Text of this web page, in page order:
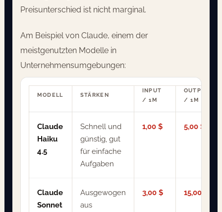
Preisunterschied ist nicht marginal.
Am Beispiel von Claude, einem der
meistgenutzten Modelle in
Unternehmensumgebungen:
MODELL STÄRKEN
INPUT
/ 1M
OUTPUT
/ 1M
Claude
Haiku
4.5
Schnell und
günstig, gut
für einfache
Aufgaben
1,00 $ 5,00 $
Claude
Sonnet
Ausgewogen
aus
3,00 $ 15,00 $